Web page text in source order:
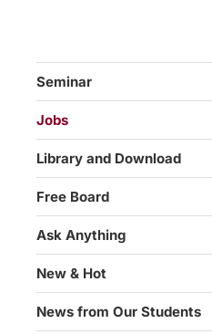
Seminar
Jobs
Library and Download
Free Board
Ask Anything
New & Hot
News from Our Students